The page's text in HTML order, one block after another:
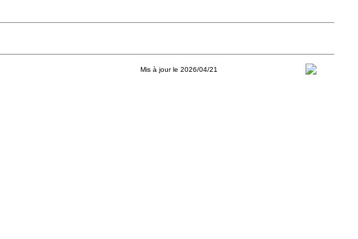
Mis à jour le 2026/04/21